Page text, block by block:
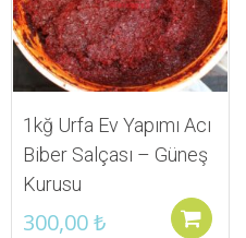
Sepete ekle
1kğ Urfa Ev Yapımı Acı
Biber Salçası – Güneş
Kurusu
300,00₺